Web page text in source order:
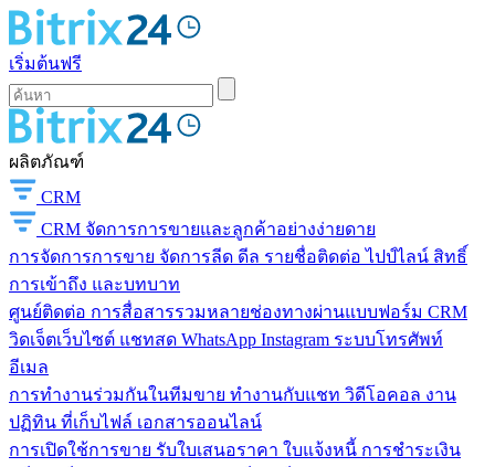
เริ่มต้นฟรี
ผลิตภัณฑ์
CRM
CRM จัดการการขายและลูกค้าอย่างง่ายดาย
การจัดการการขาย จัดการลีด ดีล รายชื่อติดต่อ ไปป์ไลน์ สิทธิ์
การเข้าถึง และบทบาท
ศูนย์ติดต่อ การสื่อสารรวมหลายช่องทางผ่านแบบฟอร์ม CRM
วิดเจ็ตเว็บไซต์ แชทสด WhatsApp Instagram ระบบโทรศัพท์
อีเมล
การทำงานร่วมกันในทีมขาย ทำงานกับแชท วิดีโอคอล งาน
ปฏิทิน ที่เก็บไฟล์ เอกสารออนไลน์
การเปิดใช้การขาย รับใบเสนอราคา ใบแจ้งหนี้ การชำระเงิน